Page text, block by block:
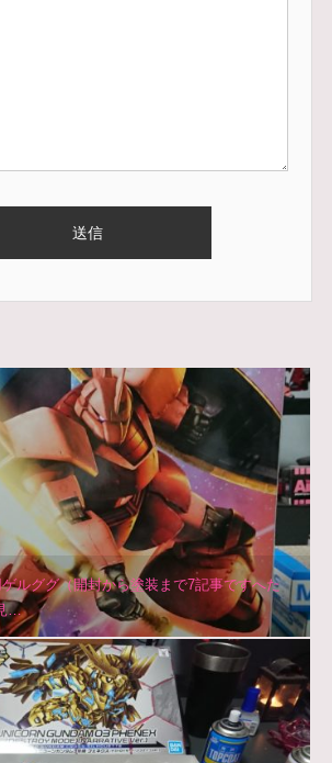
ルググ（開封から塗装まで7記事ですへた
…